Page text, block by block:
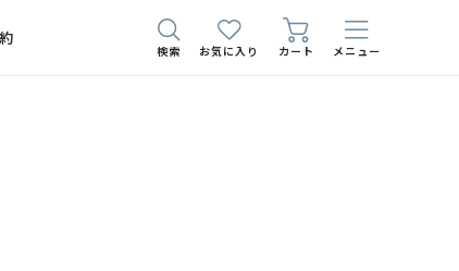
検索 お気に入り カート メニュー